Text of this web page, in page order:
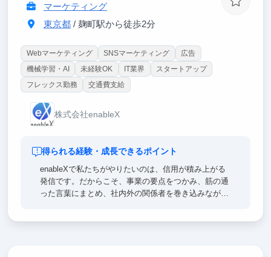
マーケティング
東京都/ 麹町駅から徒歩2分
Webマーケティング SNSマーケティング
広告
機械学習・AI
未経験OK IT業界
スタートアップ
フレックス勤務
交通費支給
株式会社enableX
得られる経験・成長できるポイント
enableXで私たちがやりたいのは、信用が積み上がる
発信です。だからこそ、事業の要点をつかみ、筋の通
った言葉にまとめ、社内外の関係者を巻き込みながら